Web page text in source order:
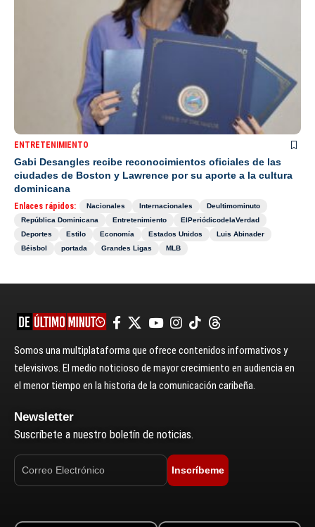
ENTRETENIMIENTO
Gabi Desangles recibe reconocimientos oficiales de las
ciudades de Boston y Lawrence por su aporte a la cultura
dominicana
Enlaces rápidos: Nacionales Internacionales
Deultimominuto
República Dominicana
Entretenimiento
ElPeriódicodelaVerdad
Deportes
Estilo Economía Estados Unidos
Luis Abinader
Béisbol
portada Grandes Ligas MLB
Somos una multiplataforma que ofrece contenidos informativos y
televisivos. El medio noticioso de mayor crecimiento en audiencia en
el menor tiempo en la historia de la comunicación caribeña.
Newsletter
Suscríbete a nuestro boletín de noticias.
Inscríbeme